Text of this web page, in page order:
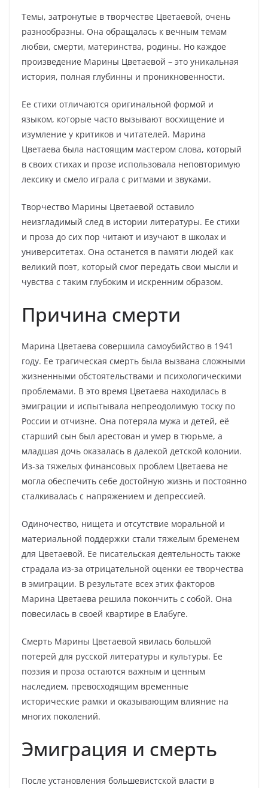
Темы, затронутые в творчестве Цветаевой, очень
разнообразны. Она обращалась к вечным темам
любви, смерти, материнства, родины. Но каждое
произведение Марины Цветаевой – это уникальная
история, полная глубинны и проникновенности.
Ее стихи отличаются оригинальной формой и
языком, которые часто вызывают восхищение и
изумление у критиков и читателей. Марина
Цветаева была настоящим мастером слова, который
в своих стихах и прозе использовала неповторимую
лексику и смело играла с ритмами и звуками.
Творчество Марины Цветаевой оставило
неизгладимый след в истории литературы. Ее стихи
и проза до сих пор читают и изучают в школах и
университетах. Она останется в памяти людей как
великий поэт, который смог передать свои мысли и
чувства с таким глубоким и искренним образом.
Причина смерти
Марина Цветаева совершила самоубийство в 1941
году. Ее трагическая смерть была вызвана сложными
жизненными обстоятельствами и психологическими
проблемами. В это время Цветаева находилась в
эмиграции и испытывала непреодолимую тоску по
России и отчизне. Она потеряла мужа и детей, её
старший сын был арестован и умер в тюрьме, а
младшая дочь оказалась в далекой детской колонии.
Из-за тяжелых финансовых проблем Цветаева не
могла обеспечить себе достойную жизнь и постоянно
сталкивалась с напряжением и депрессией.
Одиночество, нищета и отсутствие моральной и
материальной поддержки стали тяжелым бременем
для Цветаевой. Ее писательская деятельность также
страдала из-за отрицательной оценки ее творчества
в эмиграции. В результате всех этих факторов
Марина Цветаева решила покончить с собой. Она
повесилась в своей квартире в Елабуге.
Смерть Марины Цветаевой явилась большой
потерей для русской литературы и культуры. Ее
поэзия и проза остаются важным и ценным
наследием, превосходящим временные
исторические рамки и оказывающим влияние на
многих поколений.
Эмиграция и смерть
После установления большевистской власти в